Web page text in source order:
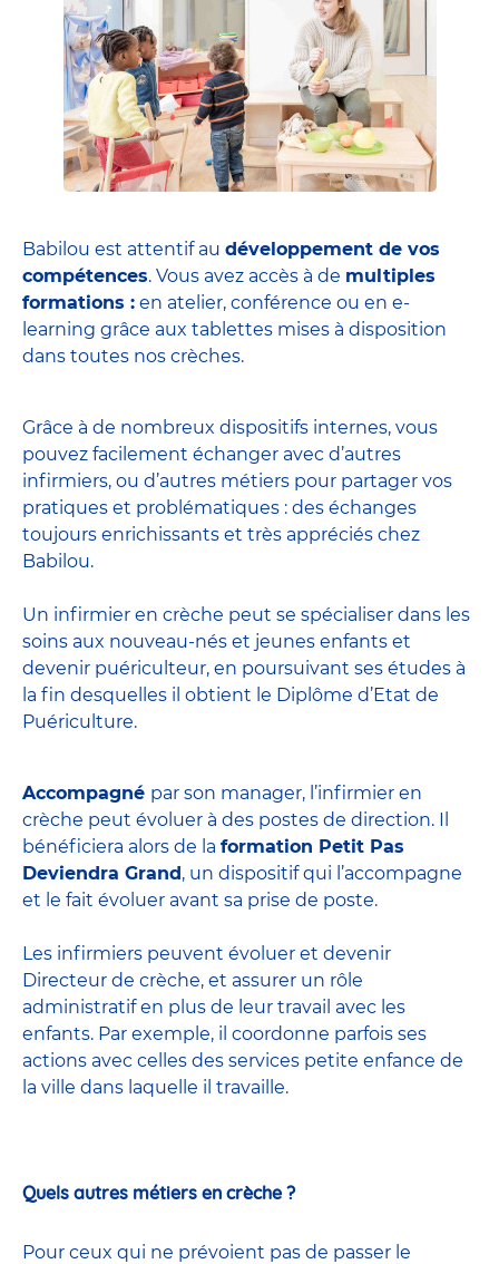
Babilou est attentif au développement de vos
compétences. Vous avez accès à de multiples
formations : en atelier, conférence ou en e-
learning grâce aux tablettes mises à disposition
dans toutes nos crèches.
Grâce à de nombreux dispositifs internes, vous
pouvez facilement échanger avec d’autres
infirmiers, ou d’autres métiers pour partager vos
pratiques et problématiques : des échanges
toujours enrichissants et très appréciés chez
Babilou.
Un infirmier en crèche peut se spécialiser dans les
soins aux nouveau-nés et jeunes enfants et
devenir puériculteur, en poursuivant ses études à
la fin desquelles il obtient le Diplôme d’Etat de
Puériculture.
Accompagné par son manager, l’infirmier en
crèche peut évoluer à des postes de direction. Il
bénéficiera alors de la formation Petit Pas
Deviendra Grand , un dispositif qui l’accompagne
et le fait évoluer avant sa prise de poste.
Les infirmiers peuvent évoluer et devenir
Directeur de crèche, et assurer un rôle
administratif en plus de leur travail avec les
enfants. Par exemple, il coordonne parfois ses
actions avec celles des services petite enfance de
la ville dans laquelle il travaille.
Quels autres métiers en crèche ?
Pour ceux qui ne prévoient pas de passer le